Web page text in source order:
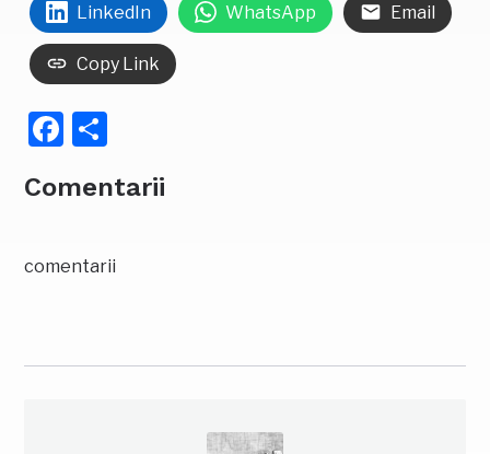
LinkedIn WhatsApp Email
Copy Link
Facebook
Comentarii
comentarii